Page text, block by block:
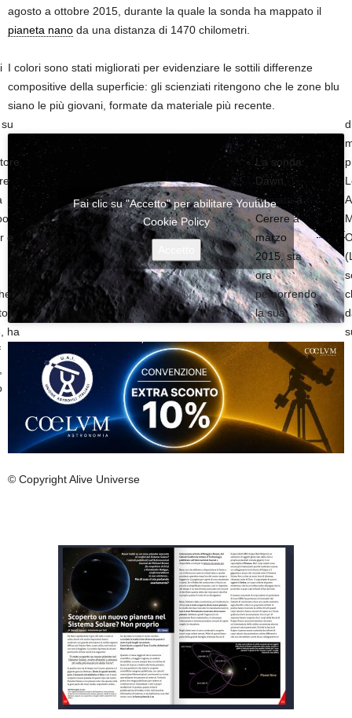
agosto a ottobre 2015, durante la quale la sonda ha mappato il
pianeta nano da una distanza di 1470 chilometri.
I colori sono stati migliorati per evidenziare le sottili differenze
compositive della superficie: gli scienziati ritengono che le zone blu
siano le più giovani, formate da materiale più recente.
e
ha
La sonda
Dawn,
arrivata a
Cerere a
marzo
2015, sta
ora
percorrendo
la sua
orbita
Fai clic su "Accetto" per abilitare Youtube
Cookie Policy
© Copyright Alive Universe